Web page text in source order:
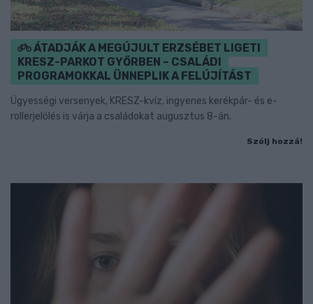
ÁTADJÁK A MEGÚJULT ERZSÉBET LIGETI
KRESZ-PARKOT GYŐRBEN – CSALÁDI
PROGRAMOKKAL ÜNNEPLIK A FELÚJÍTÁST
Ügyességi versenyek, KRESZ-kvíz, ingyenes kerékpár- és e-
rollerjelölés is várja a családokat augusztus 8-án.
Szólj hozzá!